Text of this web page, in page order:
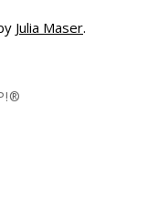
Julia Maser.